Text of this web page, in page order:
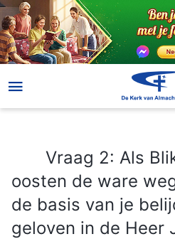
Vraag 2: Als
oosten de ware
de basis van je
geloven in de Heer